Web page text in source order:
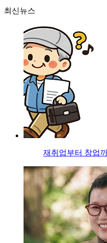
최신뉴스
재취업부터 창업